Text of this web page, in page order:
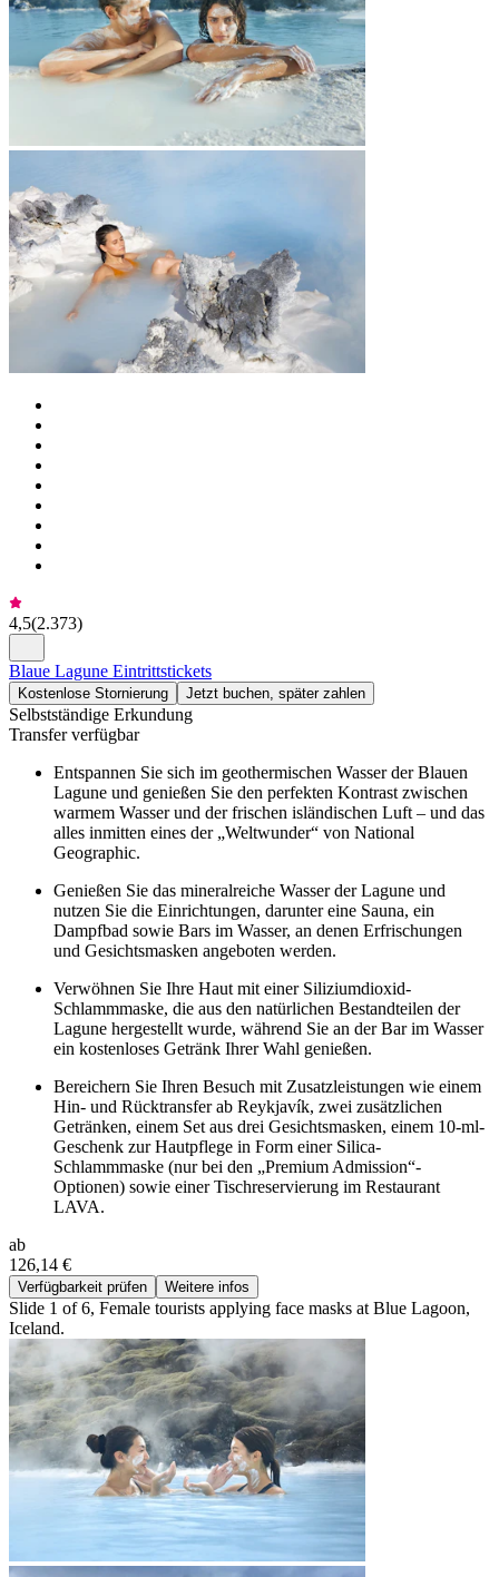
4,5(2.373)
Blaue Lagune Eintrittstickets
Kostenlose Stornierung Jetzt buchen, später zahlen
Selbstständige Erkundung
Transfer verfügbar
Entspannen Sie sich im geothermischen Wasser der Blauen
Lagune und genießen Sie den perfekten Kontrast zwischen
warmem Wasser und der frischen isländischen Luft – und das
alles inmitten eines der „Weltwunder“ von National
Geographic.
Genießen Sie das mineralreiche Wasser der Lagune und
nutzen Sie die Einrichtungen, darunter eine Sauna, ein
Dampfbad sowie Bars im Wasser, an denen Erfrischungen
und Gesichtsmasken angeboten werden.
Verwöhnen Sie Ihre Haut mit einer Siliziumdioxid-
Schlammmaske, die aus den natürlichen Bestandteilen der
Lagune hergestellt wurde, während Sie an der Bar im Wasser
ein kostenloses Getränk Ihrer Wahl genießen.
Bereichern Sie Ihren Besuch mit Zusatzleistungen wie einem
Hin- und Rücktransfer ab Reykjavík, zwei zusätzlichen
Getränken, einem Set aus drei Gesichtsmasken, einem 10-ml-
Geschenk zur Hautpflege in Form einer Silica-
Schlammmaske (nur bei den „Premium Admission“-
Optionen) sowie einer Tischreservierung im Restaurant
LAVA.
ab
126,14 €
Verfügbarkeit prüfen Weitere infos
Slide 1 of 6, Female tourists applying face masks at Blue Lagoon,
Iceland.